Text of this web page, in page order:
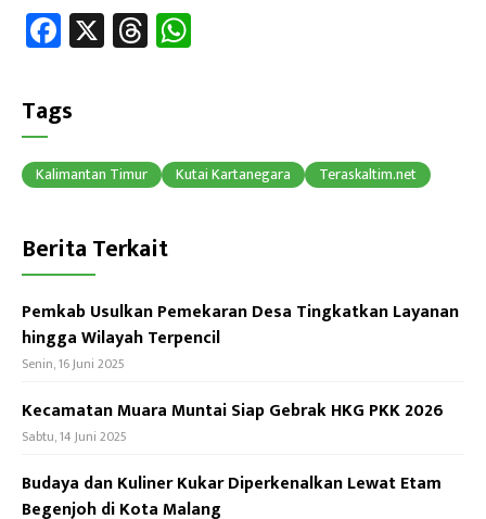
Fa
ce
b
o
ok
X T
hr
p
p
Tags
Kalimantan Timur Kutai Kartanegara Teraskaltim.net
Berita Terkait
Pemkab Usulkan Pemekaran Desa Tingkatkan Layanan
hingga Wilayah Terpencil
Senin, 16 Juni 2025
Kecamatan Muara Muntai Siap Gebrak HKG PKK 2026
Sabtu, 14 Juni 2025
Budaya dan Kuliner Kukar Diperkenalkan Lewat Etam
Begenjoh di Kota Malang